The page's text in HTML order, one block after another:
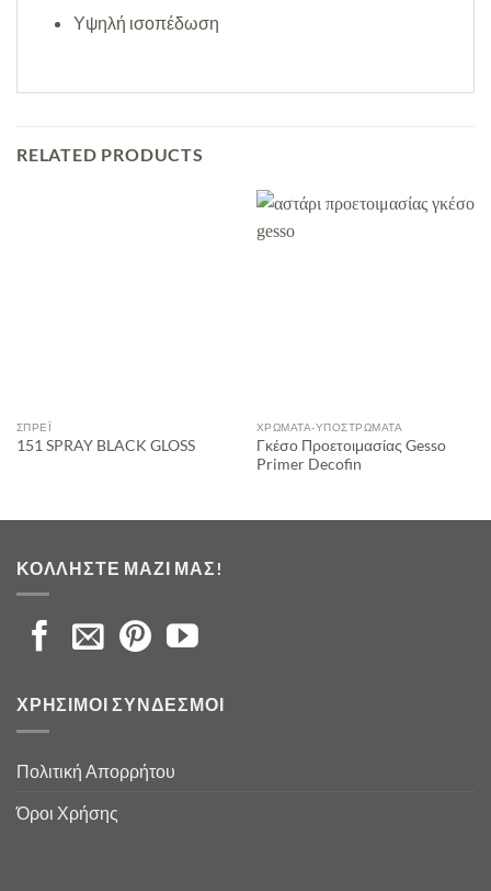
Υψηλή ισοπέδωση
RELATED PRODUCTS
ΣΠΡΈΙ
151 SPRAY BLACK GLOSS
ΧΡΏΜΑΤΑ-ΥΠΟΣΤΡΏΜΑΤΑ
Γκέσο Προετοιμασίας Gesso
Primer Decofin
ΚΟΛΛΉΣΤΕ ΜΑΖΊ ΜΑΣ!
ΧΡΉΣΙΜΟΙ ΣΎΝΔΕΣΜΟΙ
Πολιτική Απορρήτου
Όροι Χρήσης